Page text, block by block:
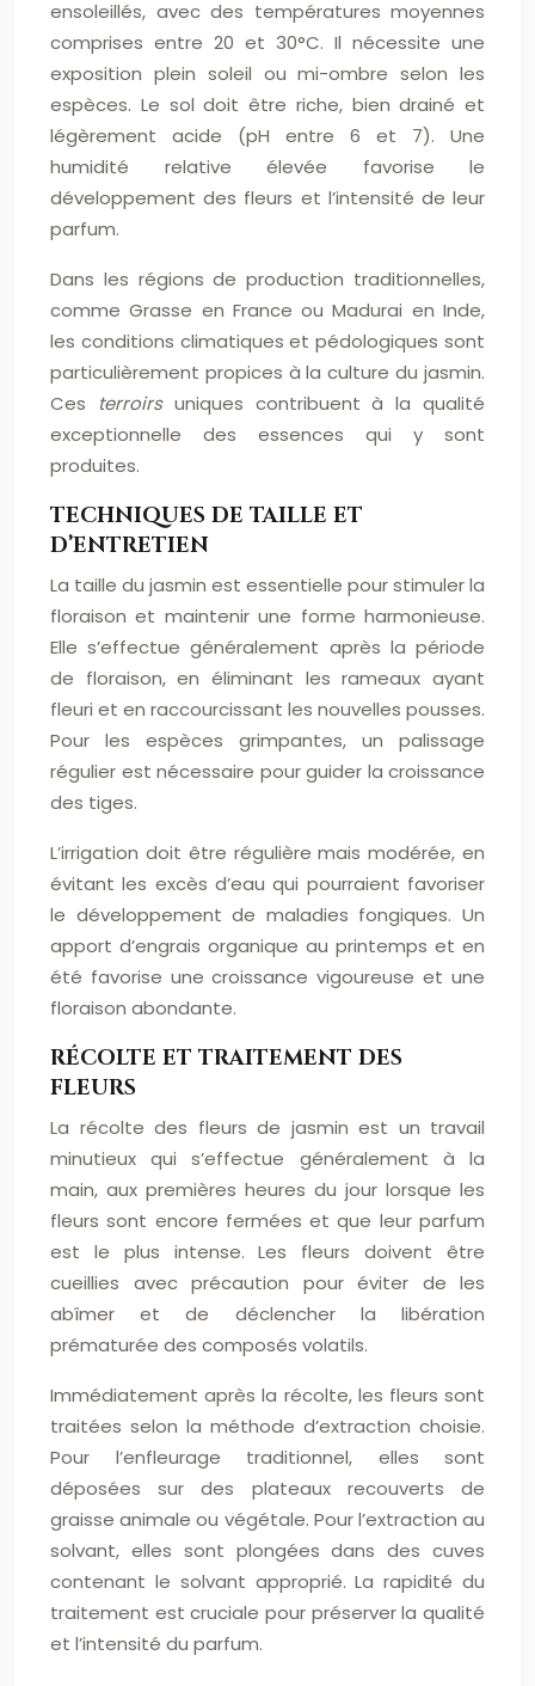
ensoleillés, avec des températures moyennes
comprises entre 20 et 30°C. Il nécessite une
exposition plein soleil ou mi-ombre selon les
espèces. Le sol doit être riche, bien drainé et
légèrement acide (pH entre 6 et 7). Une
humidité relative élevée favorise le
développement des fleurs et l’intensité de leur
parfum.
Dans les régions de production traditionnelles,
comme Grasse en France ou Madurai en Inde,
les conditions climatiques et pédologiques sont
particulièrement propices à la culture du jasmin.
Ces
terroirsuniques contribuent à la qualité
exceptionnelle des essences qui y sont
produites.
TECHNIQUES DE TAILLE ET
D’ENTRETIEN
La taille du jasmin est essentielle pour stimuler la
floraison et maintenir une forme harmonieuse.
Elle s’effectue généralement après la période
de floraison, en éliminant les rameaux ayant
fleuri et en raccourcissant les nouvelles pousses.
Pour les espèces grimpantes, un palissage
régulier est nécessaire pour guider la croissance
des tiges.
L’irrigation doit être régulière mais modérée, en
évitant les excès d’eau qui pourraient favoriser
le développement de maladies fongiques. Un
apport d’engrais organique au printemps et en
été favorise une croissance vigoureuse et une
floraison abondante.
RÉCOLTE ET TRAITEMENT DES
FLEURS
La récolte des fleurs de jasmin est un travail
minutieux qui s’effectue généralement à la
main, aux premières heures du jour lorsque les
fleurs sont encore fermées et que leur parfum
est le plus intense. Les fleurs doivent être
cueillies avec précaution pour éviter de les
abîmer et de déclencher la libération
prématurée des composés volatils.
Immédiatement après la récolte, les fleurs sont
traitées selon la méthode d’extraction choisie.
Pour l’enfleurage traditionnel, elles sont
déposées sur des plateaux recouverts de
graisse animale ou végétale. Pour l’extraction au
solvant, elles sont plongées dans des cuves
contenant le solvant approprié. La rapidité du
traitement est cruciale pour préserver la qualité
et l’intensité du parfum.